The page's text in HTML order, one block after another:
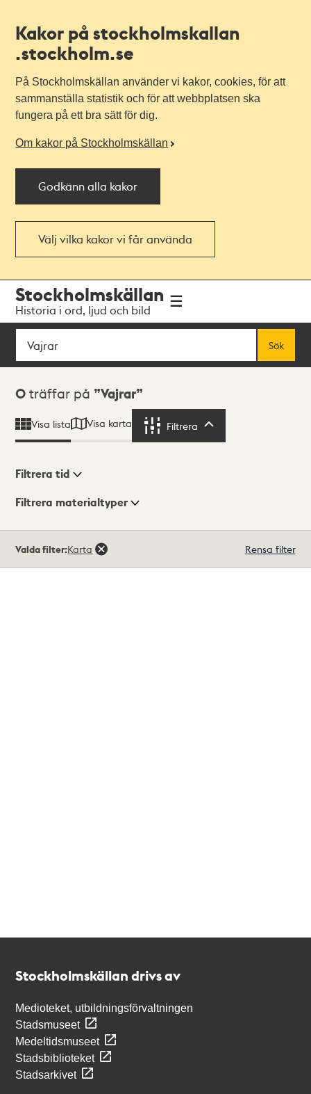
Kakor på stockholmskallan
.stockholm.se
På Stockholmskällan använder vi kakor, cookies, för att
sammanställa statistik och för att webbplatsen ska
fungera på ett bra sätt för dig.
Om kakor på Stockholmskällan
Godkänn alla kakor
Välj vilka kakor vi får använda
navigationen
huvudinnehållet
Stockholmskällan
Historia i ord, ljud och bild
Sök
Sök
Sökresultat
0 träffar på Vajrar
Visa lista Visa karta Filtrera
Visningsläge
Filtrera tid
Filtrera materialtyper
träffar
Valda filter:Karta Rensa filter
Stockholmskällan drivs av
Medioteket, utbildningsförvaltningen
Stadsmuseet
Medeltidsmuseet
Stadsbiblioteket
Stadsarkivet